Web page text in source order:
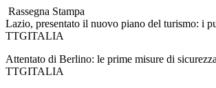
Rassegna Stampa
Lazio, presentato il nuovo piano del turismo: i
TTGITALIA
Attentato di Berlino: le prime misure di
TTGITALIA